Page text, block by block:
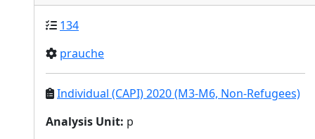
134
prauche
Individual (CAPI) 2020 (M3-M6, Non-Refugees)
Analysis Unit: p